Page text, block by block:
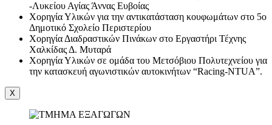
-Λυκείου Αγίας Άννας Ευβοίας
Χορηγία Υλικών για την αντικατάσταση κουφωμάτων στο 5ο
Δημοτικό Σχολείο Περιστερίου
Χορηγία Διαδραστικών Πινάκων στο Εργαστήρι Τέχνης
Χαλκίδας Δ. Μυταρά
Χορηγία Υλικών σε ομάδα του Μετσόβιου Πολυτεχνείου για
την κατασκευή αγωνιστικών αυτοκινήτων “Racing-NTUA”.
X